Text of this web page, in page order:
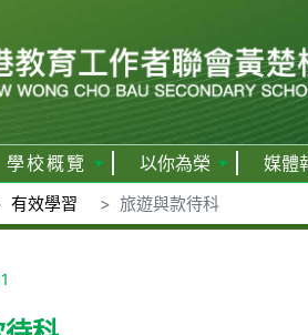
學校概覽 以你為榮 媒體
有效學習 旅遊與款待科